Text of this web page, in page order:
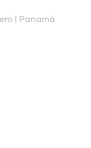
| Panamá